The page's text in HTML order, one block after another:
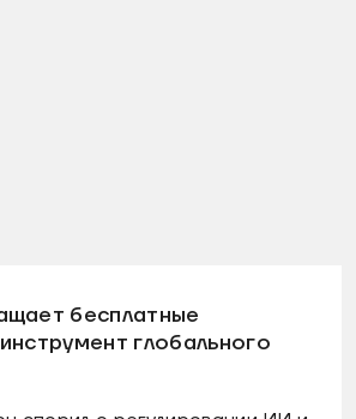
бесплатные
глобального